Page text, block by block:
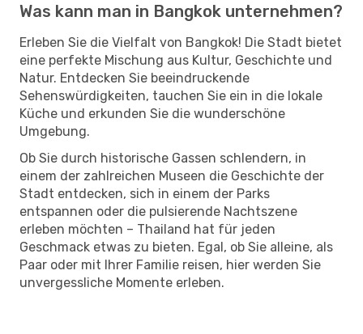
Was kann man in Bangkok unternehmen?
Erleben Sie die Vielfalt von Bangkok! Die Stadt bietet
eine perfekte Mischung aus Kultur, Geschichte und
Natur. Entdecken Sie beeindruckende
Sehenswürdigkeiten, tauchen Sie ein in die lokale
Küche und erkunden Sie die wunderschöne
Umgebung.
Ob Sie durch historische Gassen schlendern, in
einem der zahlreichen Museen die Geschichte der
Stadt entdecken, sich in einem der Parks
entspannen oder die pulsierende Nachtszene
erleben möchten – Thailand hat für jeden
Geschmack etwas zu bieten. Egal, ob Sie alleine, als
Paar oder mit Ihrer Familie reisen, hier werden Sie
unvergessliche Momente erleben.